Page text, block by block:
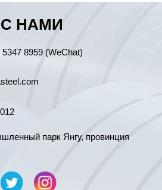
НАМИ
8959 (WeChat)
парк Янгу, провинция